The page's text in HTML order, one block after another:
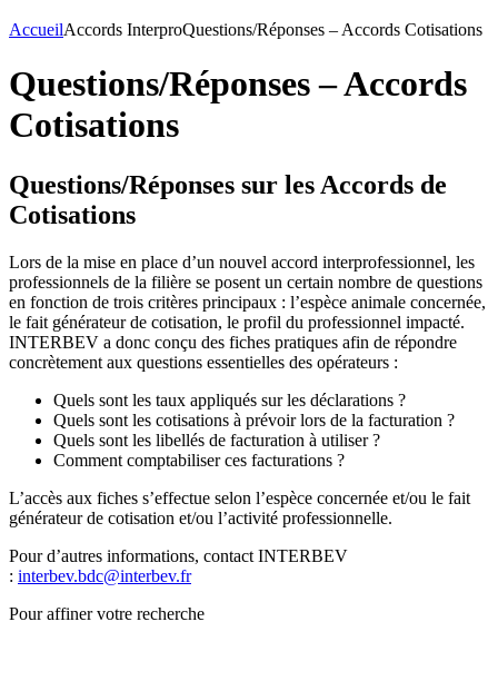
AccueilAccords InterproQuestions/Réponses – Accords Cotisations
Questions/Réponses – Accords
Cotisations
Questions/Réponses sur les Accords de
Cotisations
Lors de la mise en place d’un nouvel accord interprofessionnel, les
professionnels de la filière se posent un certain nombre de questions
en fonction de trois critères principaux : l’espèce animale concernée,
le fait générateur de cotisation, le profil du professionnel impacté.
INTERBEV a donc conçu des fiches pratiques afin de répondre
concrètement aux questions essentielles des opérateurs :
Quels sont les taux appliqués sur les déclarations ?
Quels sont les cotisations à prévoir lors de la facturation ?
Quels sont les libellés de facturation à utiliser ?
Comment comptabiliser ces facturations ?
L’accès aux fiches s’effectue selon l’espèce concernée et/ou le fait
générateur de cotisation et/ou l’activité professionnelle.
Pour d’autres informations, contact INTERBEV
: interbev.bdc@interbev.fr
Pour affiner votre recherche